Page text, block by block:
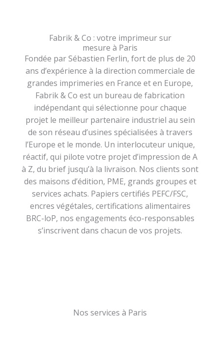
Fabrik & Co : votre imprimeur sur
mesure à Paris
Fondée par Sébastien Ferlin, fort de plus de 20
ans d’expérience à la direction commerciale de
grandes imprimeries en France et en Europe,
Fabrik & Co est un bureau de fabrication
indépendant qui sélectionne pour chaque
projet le meilleur partenaire industriel au sein
de son réseau d’usines spécialisées à travers
l’Europe et le monde. Un interlocuteur unique,
réactif, qui pilote votre projet d’impression de A
à Z, du brief jusqu’à la livraison. Nos clients sont
des maisons d’édition, PME, grands groupes et
services achats. Papiers certifiés PEFC/FSC,
encres végétales, certifications alimentaires
BRC-loP, nos engagements éco-responsables
s’inscrivent dans chacun de vos projets.
Nos services à Paris